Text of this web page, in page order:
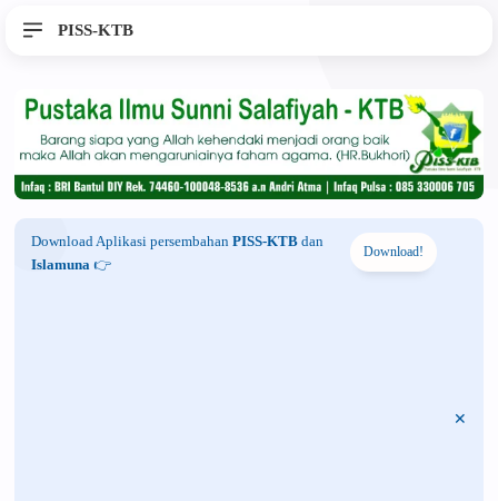
PISS-KTB
Download Aplikasi persembahan PISS-KTB dan
Islamuna 👉
Download!